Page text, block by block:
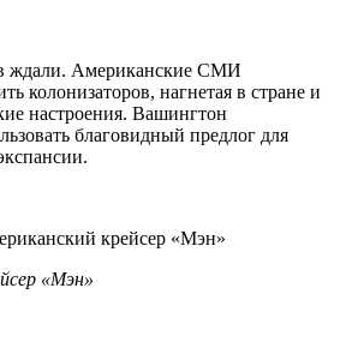
ждали. Американские СМИ
колонизаторов, нагнетая в стране и
настроения. Вашингтон
благовидный предлог для
«Мэн»